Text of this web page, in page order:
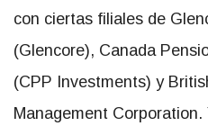
con ciertas filiales de
(Glencore), Canada
(CPP Investments) y
Management